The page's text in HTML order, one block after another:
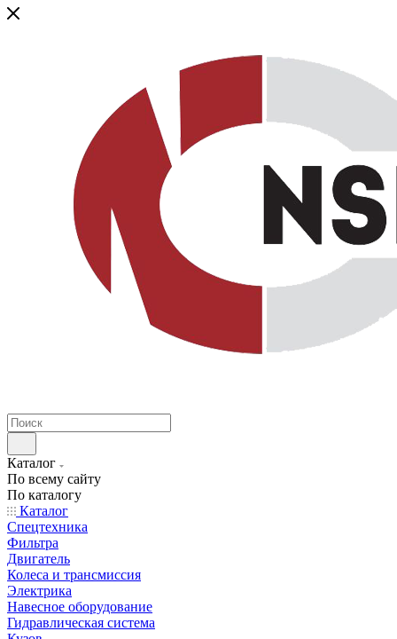
Каталог
По всему сайту
По каталогу
Каталог
Спецтехника
Фильтра
Двигатель
Колеса и трансмиссия
Электрика
Навесное оборудование
Гидравлическая система